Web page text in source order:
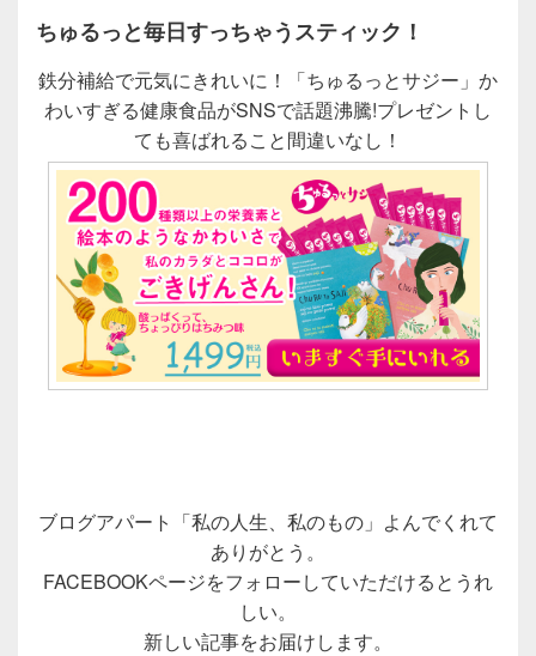
ちゅるっと毎日すっちゃうスティック！
鉄分補給で元気にきれいに！「ちゅるっとサジー」か
わいすぎる健康食品がSNSで話題沸騰!プレゼントし
ても喜ばれること間違いなし！
ブログアパート「私の人生、私のもの」よんでくれて
ありがとう。
FACEBOOKページをフォローしていただけるとうれ
しい。
新しい記事をお届けします。